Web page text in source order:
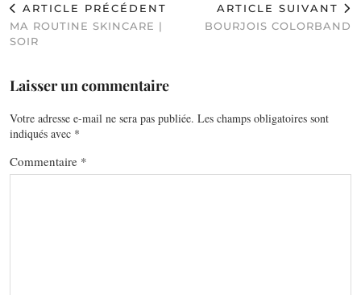
ARTICLE PRÉCÉDENT
MA ROUTINE SKINCARE |
SOIR
ARTICLE SUIVANT
BOURJOIS COLORBAND
Laisser un commentaire
Votre adresse e-mail ne sera pas publiée. Les champs obligatoires sont
indiqués avec *
Commentaire *